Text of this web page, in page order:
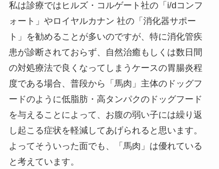
私は診療ではヒルズ・コルゲート社の「i/dコンフ
ォート」やロイヤルカナン 社の「消化器サポー
ト」を勧めることが多いのですが、特に消化管疾
患が診断されておらず、自然治癒もしくは数日間
の対処療法で良くなってしまうケースの胃腸炎程
度である場合、普段から「馬肉」主体のドッグフ
ードのように低脂肪・高タンパクのドッグフード
を与えることによって、お腹の弱い子には繰り返
し起こる症状を軽減してあげられると思います。
よってそういった面でも、「馬肉」は優れている
と考えています。